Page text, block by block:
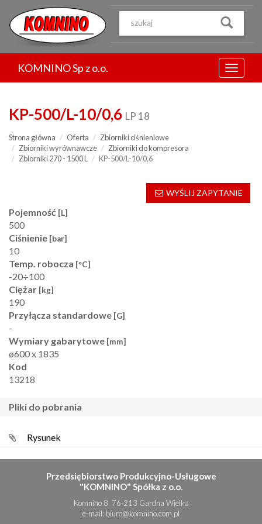
treści
Menu
KOMNINO Sp z o.o.
KP-500/L-10/0,6 LP 18
Strona główna Oferta
Zbiorniki ciśnieniowe
Zbiorniki wyrównawcze
Zbiorniki do kompresora
Zbiorniki 270 - 1500 L
KP-500/L-10/0,6
WYŚLIJ ZAPYTANIE
Pojemność [L]
500
Ciśnienie [bar]
10
Temp. robocza [°C]
-20÷100
Ciężar [kg]
190
Przyłącza standardowe [G]
-
Wymiary gabarytowe [mm]
ø600 x 1835
Kod
13218
pliki do pobrania
Rysunek
Przedsiębiorstwo Produkcyjno-Usługowe
"KOMNINO" Spółka z o.o.
Komnino 8, 76-213 Gardna Wielka
e-mail: biuro@komnino.com.pl